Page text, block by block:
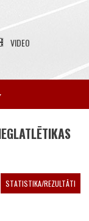
VIDEO
STATISTIKA/REZULTĀTI